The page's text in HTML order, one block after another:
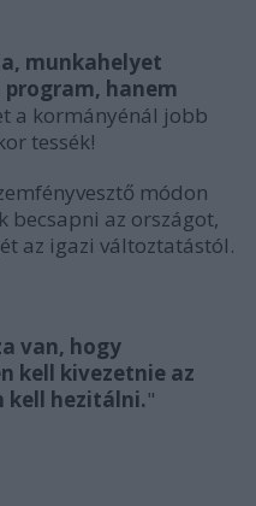
munkahelyet
hanem
a kormányénál jobb
tessék!
módon
az országot,
az igazi változtatástól.
van, hogy
kell kivezetnie az
kell hezitálni."